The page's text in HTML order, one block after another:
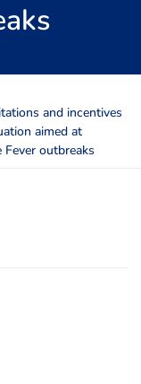
and incentives
aimed at
outbreaks